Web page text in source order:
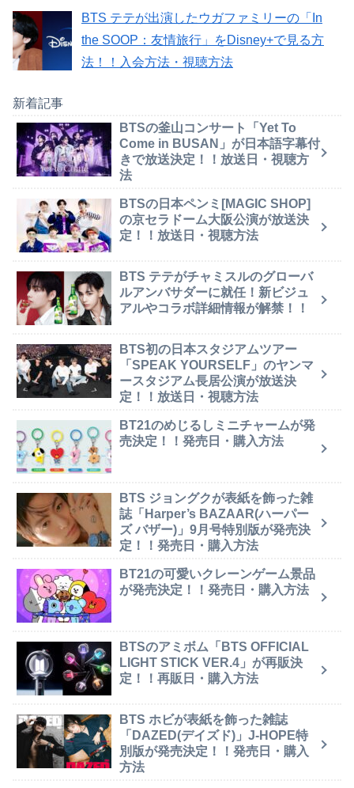
BTS テテが出演したウガファミリーの「In
the SOOP：友情旅行」をDisney+で見る方
法！！入会方法・視聴方法
新着記事
BTSの釜山コンサート「Yet To
Come in BUSAN」が日本語字幕付
きで放送決定！！放送日・視聴方
法
BTSの日本ペンミ[MAGIC SHOP]
の京セラドーム大阪公演が放送決
定！！放送日・視聴方法
BTS テテがチャミスルのグローバ
ルアンバサダーに就任！新ビジュ
アルやコラボ詳細情報が解禁！！
BTS初の日本スタジアムツアー
「SPEAK YOURSELF」のヤンマ
ースタジアム長居公演が放送決
定！！放送日・視聴方法
BT21のめじるしミニチャームが発
売決定！！発売日・購入方法
BTS ジョングクが表紙を飾った雑
誌「Harper’s BAZAAR(ハーパー
ズ バザー)」9月号特別版が発売決
定！！発売日・購入方法
BT21の可愛いクレーンゲーム景品
が発売決定！！発売日・購入方法
BTSのアミボム「BTS OFFICIAL
LIGHT STICK VER.4」が再販決
定！！再販日・購入方法
BTS ホビが表紙を飾った雑誌
「DAZED(デイズド)」J-HOPE特
別版が発売決定！！発売日・購入
方法